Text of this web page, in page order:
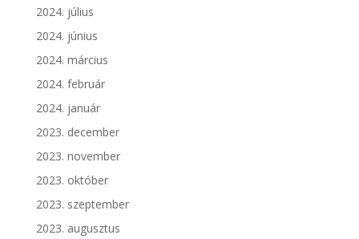
2024. július
2024. június
2024. március
2024. február
2024. január
2023. december
2023. november
2023. október
2023. szeptember
2023. augusztus